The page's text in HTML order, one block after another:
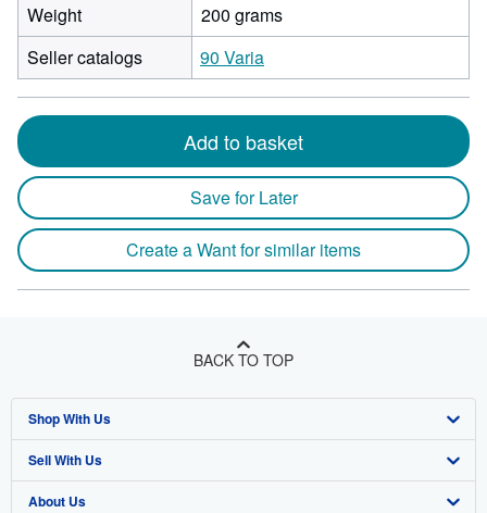
Weight
200 grams
Seller catalogs
90 Varia
Add to basket
Save for Later
Create a Want for similar items
BACK TO TOP
Shop With Us
Advanced Search
Browse Collections
Sell With Us
Start Selling
About Us